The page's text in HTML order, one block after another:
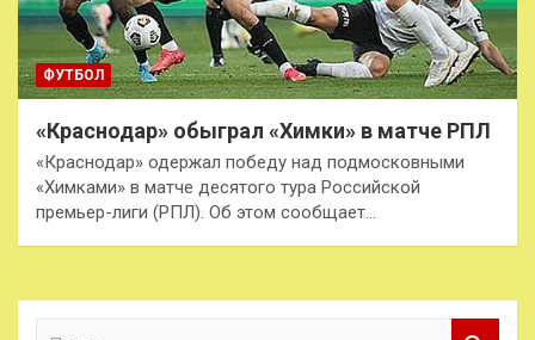
ФУТБОЛ
«Краснодар» обыграл «Химки» в матче РПЛ
«Краснодар» одержал победу над подмосковными
«Химками» в матче десятого тура Российской
премьер-лиги (РПЛ). Об этом сообщает…